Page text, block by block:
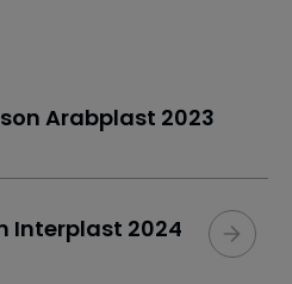
Arabplast 2023
Interplast 2024